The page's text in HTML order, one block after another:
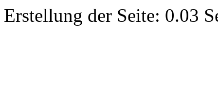
Erstellung der Seite: 0.03